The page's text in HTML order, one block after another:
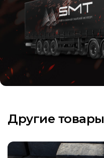
Другие товары